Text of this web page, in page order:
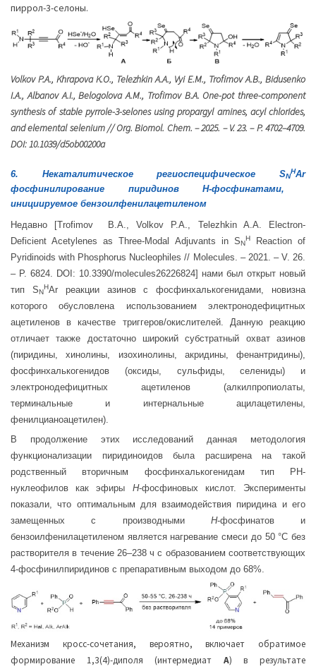
пиррол-3-селоны.
Volkov P.A., Khrapova K.O., Telezhkin A.A., Vyi E.M., Trofimov A.B., Bidusenko
I.A., Albanov A.I., Belogolova A.M., Trofimov B.A. One-pot three-component
synthesis of stable pyrrole-3-selones using propargyl amines, acyl chlorides,
and elemental selenium // Org. Biomol. Chem. – 2025. –V. 23. –P. 4702–4709.
DOI:10.1039/d5ob00200a
6. Некаталитическое региоспецифическое SN
HAr
фосфинилирование пиридинов Н-фосфинатами,
инициируемое бензоилфенилацетиленом
Недавно [Trofimov B.A., Volkov P.A., Telezhkin A.A. Electron-
Deficient Acetylenes as Three-Modal Adjuvants in SN
HReaction of
Pyridinoids with Phosphorus Nucleophiles // Molecules. – 2021. – V. 26.
– P. 6824. DOI: 10.3390/molecules26226824] нами был открыт новый
тип SN
HAr реакции азинов с фосфинхалькогенидами, новизна
которого обусловлена использованием электронодефицитных
ацетиленов в качестве триггеров/окислителей. Данную реакцию
отличает также достаточно широкий субстратный охват азинов
(пиридины, хинолины, изохинолины, акридины, фенантридины),
фосфинхалькогенидов (оксиды, сульфиды, селениды) и
электронодефицитных ацетиленов (алкилпропиолаты,
терминальные и интернальные ацилацетилены,
фенилцианоацетилен).
В продолжение этих исследований данная методология
функционализации пиридиноидов была расширена на такой
родственный вторичным фосфинхалькогенидам тип РН-
нуклеофилов как эфиры Н-фосфиновых кислот. Эксперименты
показали, что оптимальным для взаимодействия пиридина и его
замещенных с производными Н-фосфинатов и
бензоилфенилацетиленом является нагревание смеси до 50 °С без
растворителя в течение 26–238 ч с образованием соответствующих
4-фосфинилпиридинов с препаративным выходом до 68%.
Механизм кросс-сочетания, вероятно, включает обратимое
формирование 1,3(4)-диполя (интермедиат А) в результате